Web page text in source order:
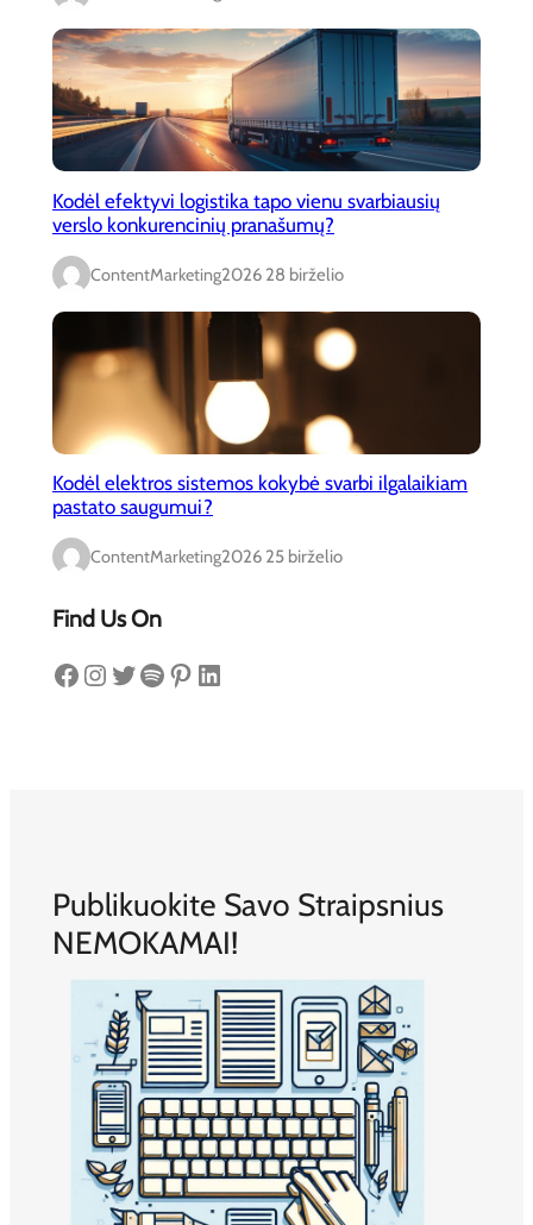
Kodėl efektyvi logistika tapo vienu svarbiausių
verslo konkurencinių pranašumų?
ContentMarketing2026 28 birželio
Kodėl elektros sistemos kokybė svarbi ilgalaikiam
pastato saugumui?
ContentMarketing2026 25 birželio
Find Us On
Facebook Instagram Twitter Spotify Pinterest LinkedIn
Publikuokite Savo Straipsnius
NEMOKAMAI!